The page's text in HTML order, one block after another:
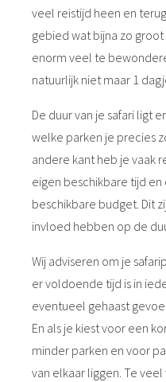
veel reistijd heen en
gebied wat bijna zo
enorm veel te
natuurlijk niet maar 1
De duur van je safari ligt
welke parken je precies
andere kant heb je vaak
eigen beschikbare tijd
beschikbare budget. Dit
invloed hebben op de
Wij adviseren om je
er voldoende tijd is in
eventueel gehaast
En als je kiest voor een
minder parken en voor
van elkaar liggen. Te